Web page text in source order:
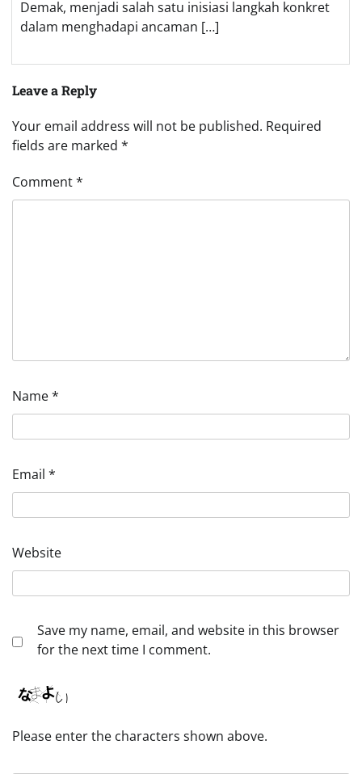
Demak, menjadi salah satu inisiasi langkah konkret
dalam menghadapi ancaman […]
Leave a Reply
Your email address will not be published. Required
fields are marked *
Comment*
Name*
Email *
Website
Save my name, email, and website in this browser
for the next time I comment.
Please enter the characters shown above.